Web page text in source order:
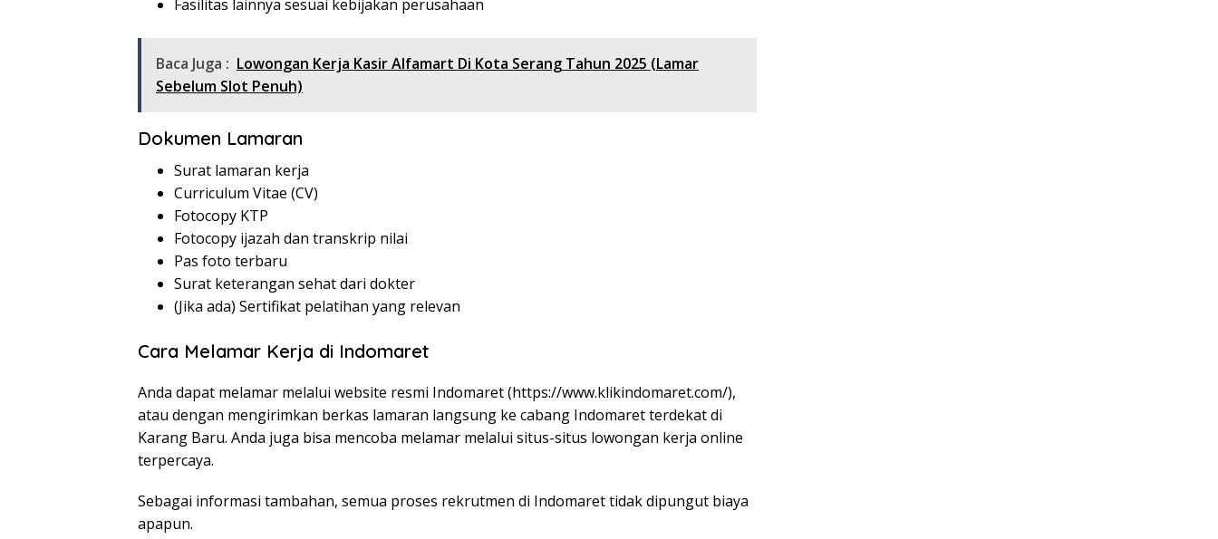
Fasilitas lainnya sesuai kebijakan perusahaan
Baca Juga : Lowongan Kerja Kasir Alfamart Di Kota Serang Tahun 2025 (Lamar
Sebelum Slot Penuh)
Dokumen Lamaran
Surat lamaran kerja
Curriculum Vitae (CV)
Fotocopy KTP
Fotocopy ijazah dan transkrip nilai
Pas foto terbaru
Surat keterangan sehat dari dokter
(Jika ada) Sertifikat pelatihan yang relevan
Cara Melamar Kerja di Indomaret
Anda dapat melamar melalui website resmi Indomaret (https://www.klikindomaret.com/),
atau dengan mengirimkan berkas lamaran langsung ke cabang Indomaret terdekat di
Karang Baru. Anda juga bisa mencoba melamar melalui situs-situs lowongan kerja online
terpercaya.
Sebagai informasi tambahan, semua proses rekrutmen di Indomaret tidak dipungut biaya
apapun.